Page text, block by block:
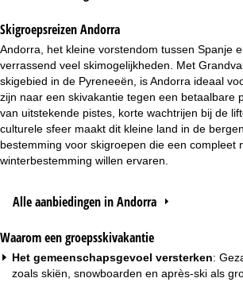
Skigroepsreizen Andorra
Andorra, het kleine vorstendom tussen Spanje
verrassend veel skimogelijkheden. Met
skigebied in de Pyreneeën, is Andorra ideaal
zijn naar een skivakantie tegen een betaalbare
van uitstekende pistes, korte wachtrijen bij de
culturele sfeer maakt dit kleine land in de
bestemming voor skigroepen die een compleet
winterbestemming willen ervaren.
Alle aanbiedingen in Andorra
Waarom een groepsskivakantie
Het gemeenschapsgevoel versterken:
zoals skiën, snowboarden en après-ski als